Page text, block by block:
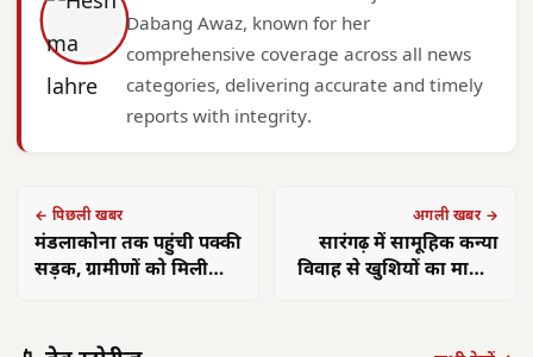
Dabang Awaz, known for her
comprehensive coverage across all news
categories, delivering accurate and timely
reports with integrity.
← पिछली खबर
मंडलाकोना तक पहुंची पक्की
सड़क, ग्रामीणों को मिली
अगली खबर →
सारंगढ़ में सामूहिक कन्या
विवाह से खुशियों का माहौल